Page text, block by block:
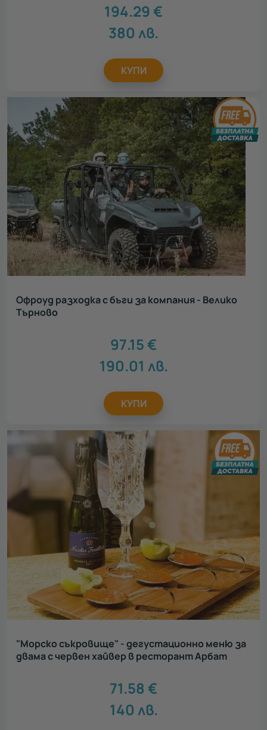
194.29 €
380 лв.
КУПИ
Офроуд разходка с бъги за компания - Велико
Търново
97.15€
190.01 лв.
КУПИ
"Морско съкровище" - дегустационно меню за
двама с червен хайвер в ресторант Арбат
71.58 €
140 лв.